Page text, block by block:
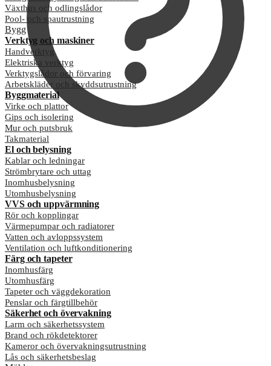
Växthus och odlingslådor
Pool- och spautrustning
Bygg
Verktyg och maskiner
Handverktyg
Elektriska verktyg
Verktygslådor och förvaring
Arbetskläder och skyddsutrustning
Byggmaterial
Virke och plattor
Gips och isolering
Mur och putsbruk
Takmaterial
El och belysning
Kablar och ledningar
Strömbrytare och uttag
Inomhusbelysning
Utomhusbelysning
VVS och uppvärmning
Rör och kopplingar
Värmepumpar och radiatorer
Vatten och avloppssystem
Ventilation och luftkonditionering
Färg och tapeter
Inomhusfärg
Utomhusfärg
Tapeter och väggdekoration
Penslar och färgtillbehör
Säkerhet och övervakning
Larm och säkerhetssystem
Brand och rökdetektorer
Kameror och övervakningsutrustning
Lås och säkerhetsbeslag